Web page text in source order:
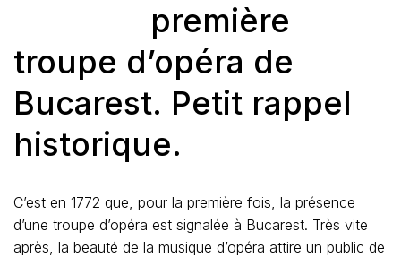
première
troupe d’opéra de
Bucarest. Petit rappel
historique.
C’est en 1772 que, pour la première fois, la présence
d’une troupe d’opéra est signalée à Bucarest. Très vite
après, la beauté de la musique d’opéra attire un public de